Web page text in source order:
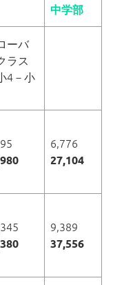
中学部
ーバ
ラス
4－小
6,776
27,104
9,389
37,556